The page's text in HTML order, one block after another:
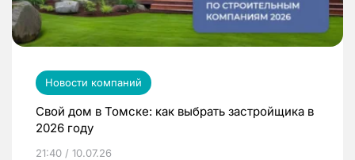
Новости компаний
Свой дом в Томске: как выбрать застройщика в
2026 году
21:40 / 10.07.26